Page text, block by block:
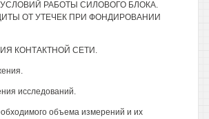
РАБОТЫ СИЛОВОГО БЛОКА.
ОТ УТЕЧЕК ПРИ ФОНДИРОВАНИИ
КОНТАКТНОЙ СЕТИ.
исследований.
объема измерений и их